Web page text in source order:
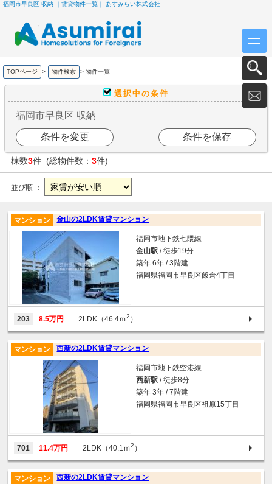
福岡市早良区 収納 ｜賃貸物件一覧｜ あすみらい株式会社
TOPページ > 物件検索 > 物件一覧
選択中の条件
福岡市早良区 収納
条件を変更 条件を保存
棟数3件 (総物件数： 3件)
並び順 ：
金山の2LDK賃貸マンション
マンション
福岡市地下鉄七隈線
金山駅 / 徒歩19分
築年 6年 / 3階建
福岡県福岡市早良区飯倉4丁目
203 8.5万円 2LDK（46.4ｍ2 ）
西新の2LDK賃貸マンション
マンション
福岡市地下鉄空港線
西新駅 / 徒歩8分
築年 3年 / 7階建
福岡県福岡市早良区祖原15丁目
701 11.4万円 2LDK（40.1ｍ2 ）
西新の2LDK賃貸マンション
マンション